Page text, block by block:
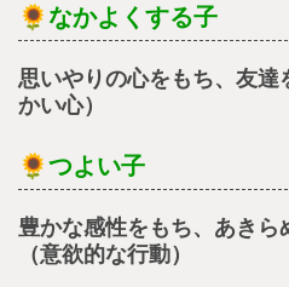
🌻なかよくする子
思いやりの心をもち、友達
かい心）
🌻つよい子
豊かな感性をもち、あきら
（意欲的な行動）